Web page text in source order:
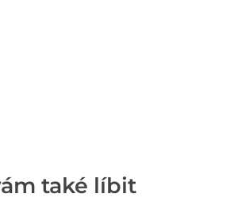
také líbit